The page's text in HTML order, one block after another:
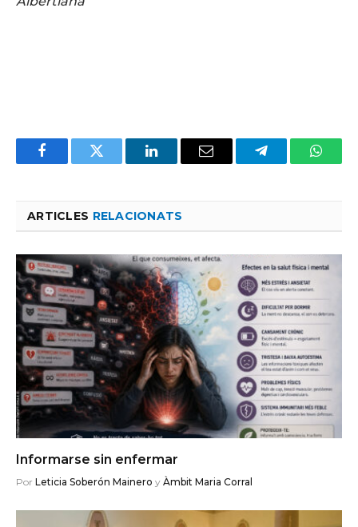
FacebookTwitter LinkedInEmail Telegram
ARTICLES RELACIONATS
Informarse sin enfermar
Por Leticia Soberón Mainero y Àmbit Maria Corral